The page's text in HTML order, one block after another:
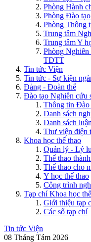
Phòng Hành
Phòng Đào
Phòng Thông
Trung tâm
Trung tâm Y
Phòng Nghiên
TDTT
Tin tức Viện
Tin tức - Sự kiện
Đảng - Đoàn thể
Đào tạo Nghiên cứu
Thông tin Đào
Danh sách
Danh sách
Thư viện điện
Khoa học thể thao
Quản lý - Lý
Thể thao
Thể thao cho
Y học thể thao
Công trình
Tạp chí Khoa học
Giới thiệu tạp
Các số tạp chí
Tin tức Viện
08 Tháng Tám 2026